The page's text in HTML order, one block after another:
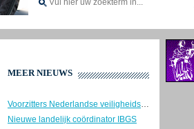
MEER NIEUWS
Voorzitters Nederlandse veiligheidswereld pleiten voor brede aanpak van nationale veiligheid
Nieuwe landelijk coördinator IBGS